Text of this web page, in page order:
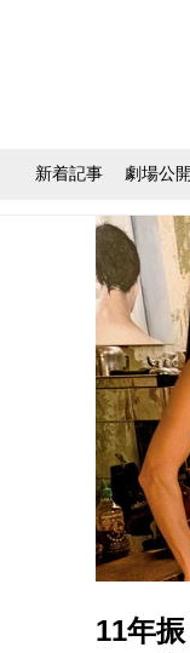
新着記事 劇場公開
11年